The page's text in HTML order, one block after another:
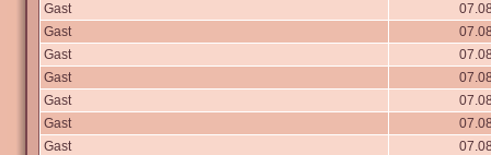
Gast
Gast
Gast
Gast
Gast
Gast
Gast